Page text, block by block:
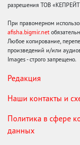
разрешения ТОВ
При правомерном
afisha.bigmir.net
Любое копирование,
произведений и/или
Images - строго запрещено.
Редакция
Наши контакты и
Политика в сфере
данных